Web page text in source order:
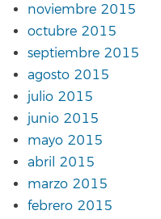
noviembre 2015
octubre 2015
septiembre 2015
agosto 2015
julio 2015
junio 2015
mayo 2015
abril 2015
marzo 2015
febrero 2015